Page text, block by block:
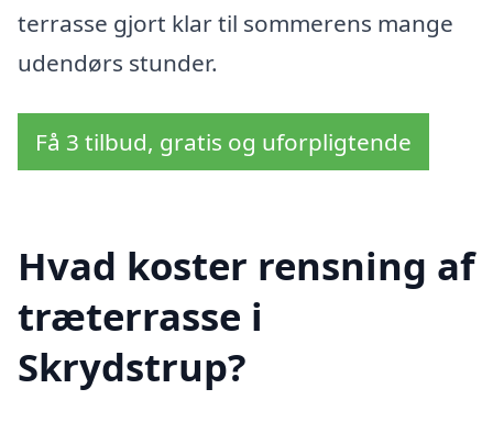
terrasse gjort klar til sommerens mange
udendørs stunder.
Få 3 tilbud, gratis og uforpligtende
Hvad koster rensning af
træterrasse i
Skrydstrup?